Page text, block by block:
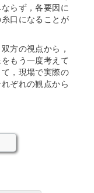
らず，各要因に
口になることが
方の視点から，
もう一度考えて
，現場で実際の
ぞれの観点から